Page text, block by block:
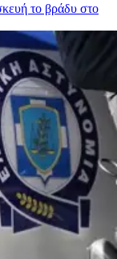
το βράδυ στο